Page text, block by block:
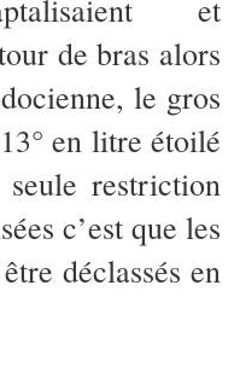
et
de bras alors
le gros
en litre étoilé
restriction
c’est que les
déclassés en